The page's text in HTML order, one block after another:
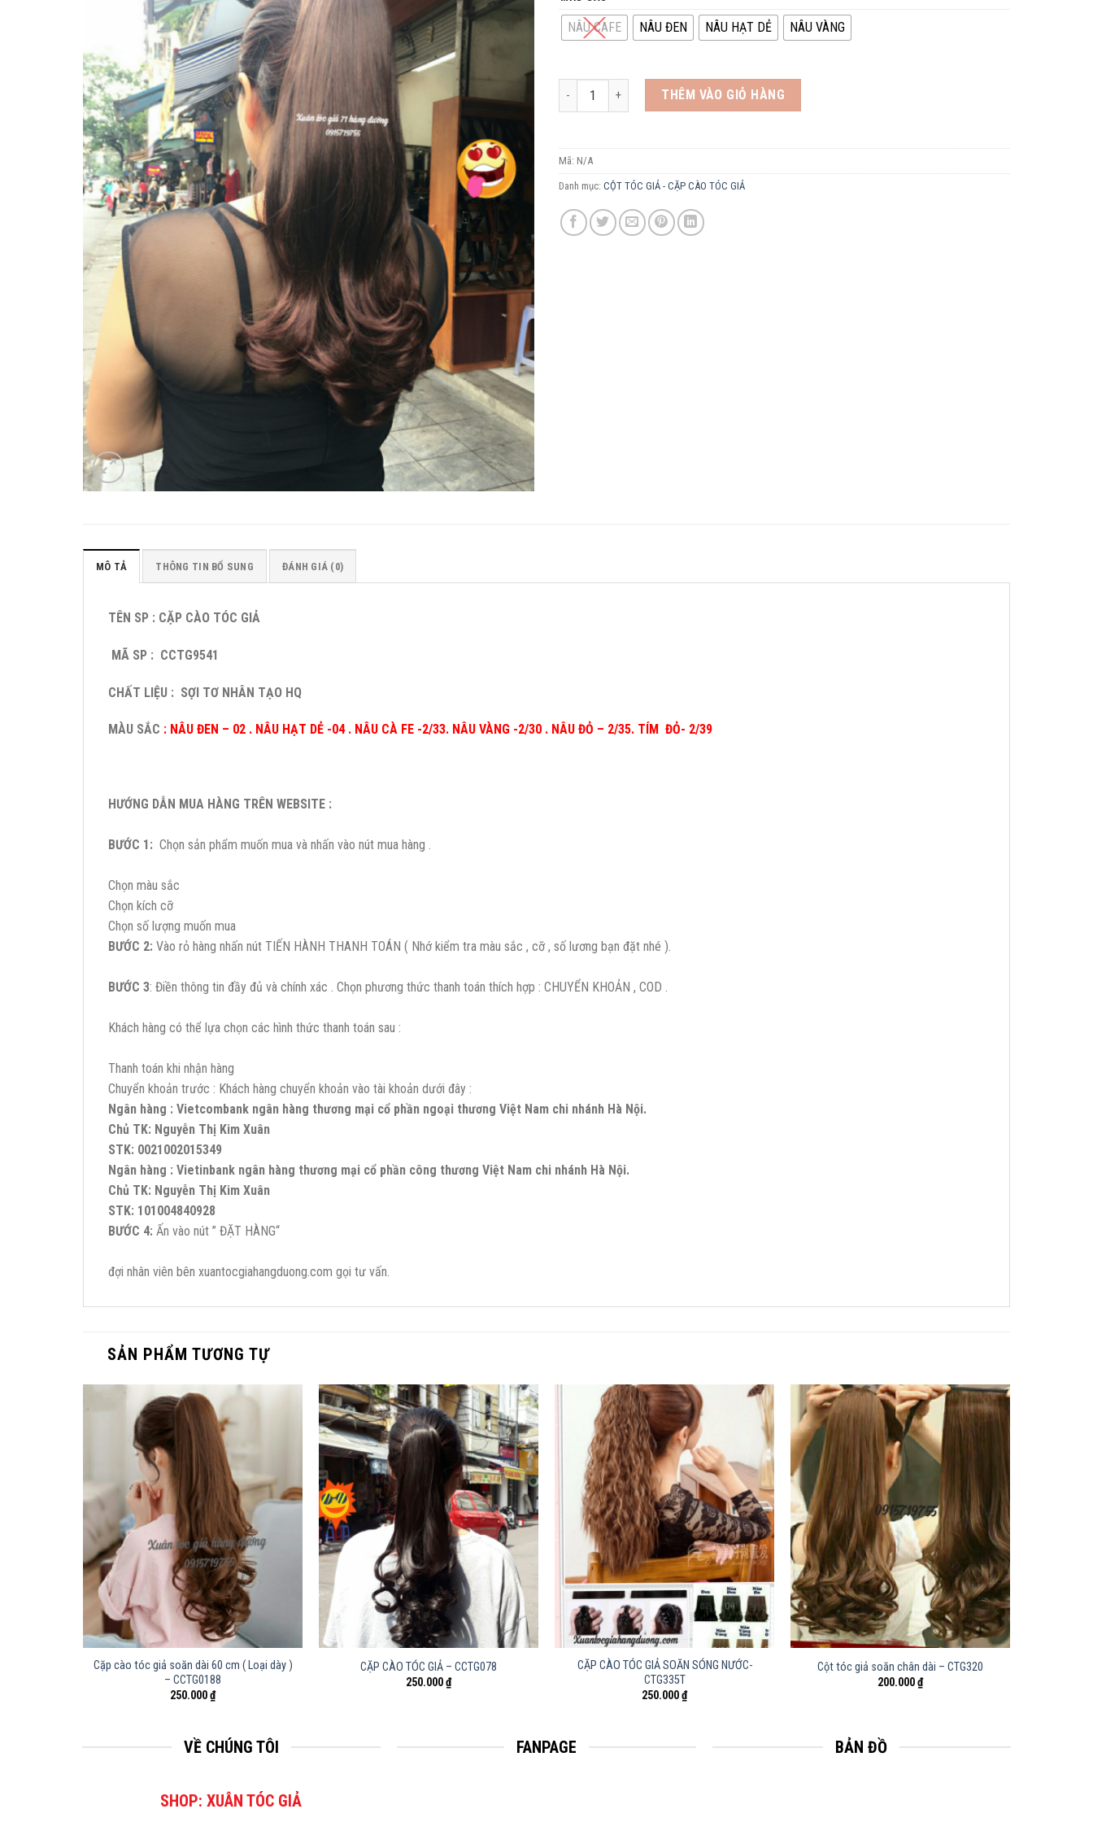
NÂU CAFE NÂU ĐEN NÂU HẠT DẺ NÂU VÀNG
CẶP CÀO TÓC GIẢ - CCTG9541 số lượng
THÊM VÀO GIỎ HÀNG
Mã: N/A
Danh mục: CỘT TÓC GIẢ - CẶP CÀO TÓC GIẢ
MÔ TẢ THÔNG TIN BỔ SUNG ĐÁNH GIÁ (0)
TÊN SP : CẶP CÀO TÓC GIẢ
MÃ SP : CCTG9541
CHẤT LIỆU : SỢI TƠ NHÂN TẠO HQ
MÀU SẮC : NÂU ĐEN – 02 . NÂU HẠT DẺ -04 . NÂU CÀ FE -2/33. NÂU VÀNG -2/30 . NÂU ĐỎ – 2/35. TÍM ĐỎ- 2/39
HƯỚNG DẪN MUA HÀNG TRÊN WEBSITE :
BƯỚC 1: Chọn sản phẩm muốn mua và nhấn vào nút mua hàng .
Chọn màu sắc
Chọn kích cỡ
Chọn số lượng muốn mua
BƯỚC 2: Vào rỏ hàng nhấn nút TIẾN HÀNH THANH TOÁN ( Nhớ kiểm tra màu sắc , cỡ , số lương bạn đặt nhé ).
BƯỚC 3: Điền thông tin đầy đủ và chính xác . Chọn phương thức thanh toán thích hợp : CHUYỂN KHOẢN , COD .
Khách hàng có thể lựa chọn các hình thức thanh toán sau :
Thanh toán khi nhận hàng
Chuyển khoản trước : Khách hàng chuyển khoản vào tài khoản dưới đây :
Ngân hàng : Vietcombank ngân hàng thương mại cổ phần ngoại thương Việt Nam chi nhánh Hà Nội.
Chủ TK: Nguyễn Thị Kim Xuân
STK: 0021002015349
Ngân hàng : Vietinbank ngân hàng thương mại cổ phần công thương Việt Nam chi nhánh Hà Nội.
Chủ TK: Nguyễn Thị Kim Xuân
STK: 101004840928
BƯỚC 4: Ấn vào nút ” ĐẶT HÀNG“
đợi nhân viên bên xuantocgiahangduong.com gọi tư vấn.
SẢN PHẨM TƯƠNG TỰ
Cặp cào tóc giả soăn dài 60 cm ( Loại dày )
– CCTG0188
250.000₫
CẶP CÀO TÓC GIẢ – CCTG078
250.000₫
CẶP CÀO TÓC GIẢ SOĂN SÓNG NƯỚC-
CTG335T
250.000₫
Cột tóc giả soăn chân dài – CTG320
200.000₫
VỀ CHÚNG TÔI
SHOP: XUÂN TÓC GIẢ
FANPAGE BẢN ĐỒ